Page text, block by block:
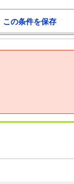
この条件を保存